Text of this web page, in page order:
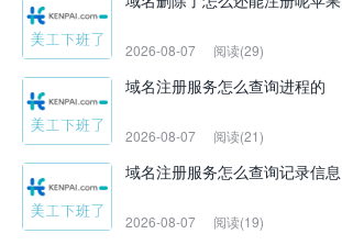
2026-08-07 阅读(29)
域名注册服务怎么查询进程的
2026-08-07 阅读(21)
域名注册服务怎么查询记录信息
2026-08-07 阅读(19)